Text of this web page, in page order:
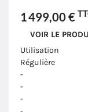
1 499,00 €
VOIR LE
Utilisation
Régulière
-
-
-